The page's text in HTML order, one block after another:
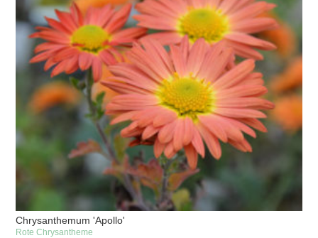
Chrysanthemum 'Apollo'
Rote Chrysantheme